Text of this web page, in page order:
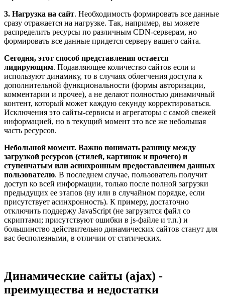
3. Нагрузка на сайт. Необходимость формировать все данные
сразу отражается на нагрузке. Так, например, вы можете
распределить ресурсы по различным CDN-серверам, но
формировать все данные придется серверу вашего сайта.
Сегодня, этот способ представления остается
лидирующим. Подавляющее количество сайтов если и
используют динамику, то в случаях облегчения доступа к
дополнительной функциональности (формы авторизации,
комментарии и прочее), а не делают полностью динамичный
контент, который может каждую секунду корректироваться.
Исключения это сайты-сервисы и агрегаторы с самой свежей
информацией, но в текущий момент это все же небольшая
часть ресурсов.
Небольшой момент. Важно понимать разницу между
загрузкой ресурсов (стилей, картинок и прочего) и
ступенчатым или асинхронным предоставлением данных
пользователю. В последнем случае, пользователь получит
доступ ко всей информации, только после полной загрузки
предыдущих ее этапов (ну или в случайном порядке, если
присутствует асинхронность). К примеру, достаточно
отключить поддержу JavaScript (не загрузится файл со
скриптами; присутствуют ошибки в js-файле и т.п.) и
большинство действительно динамических сайтов станут для
вас бесполезными, в отличии от статических.
Динамические сайты (ajax) -
преимущества и недостатки